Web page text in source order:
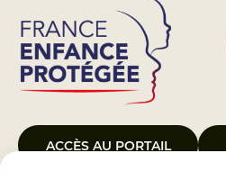
ACCÈS AU PORTAIL